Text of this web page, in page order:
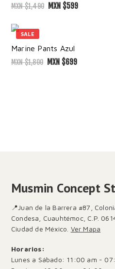
MXN $1,490 MXN $599
SALE
Marine Pants Azul
MXN $1,800 MXN $699
Musmin Concept
📍Juan de la Barrera #87,
Condesa, Cuauhtémoc, C.P.
Ciudad de México. Ver Mapa
Horarios:
Lunes a Sábado: 11:00 am -